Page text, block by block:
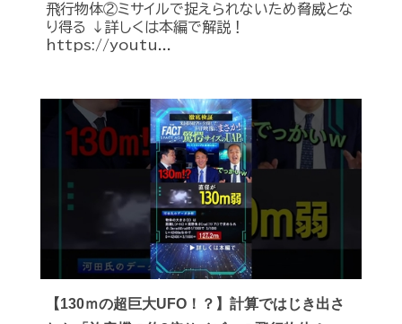
飛行物体②ミサイルで捉えられないため脅威とな
り得る ↓詳しくは本編で解説！
https://youtu...
【130ｍの超巨大UFO！？】計算ではじき出さ